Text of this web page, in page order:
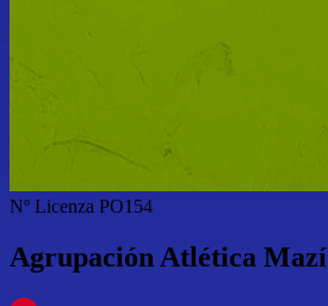
Nº Licenza PO154
Agrupación Atlética Mazí